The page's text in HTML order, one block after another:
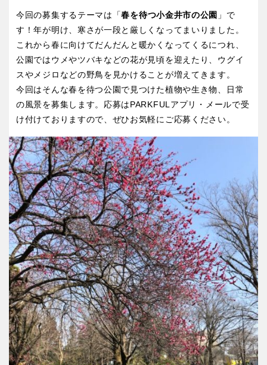
千葉 東京
神奈川
甲信越・東海・北陸
新潟
石川 福井
山梨 長野
岐阜 静岡
愛知
近畿
花の名所 プレーパーク
公園グルメ 美術館
インクルーシブパーク 屋根付き遊び場
花菖蒲 キャンプ場
バスケットゴール ふわふわドーム
健康遊具 ゲートボール
イルミネーション イベント
交通公園
地域で探す
今回の募集するテーマは「春を待つ小金井市の公園 」で
す！年が明け、寒さが一段と厳しくなってまいりました。
これから春に向けてだんだんと暖かくなってくるにつれ、
公園ではウメやツバキなどの花が見頃を迎えたり、ウグイ
スやメジロなどの野鳥を見かけることが増えてきます。
今回はそんな春を待つ公園で見つけた植物や生き物、日常
の風景を募集します。応募はPARKFULアプリ・メールで受
け付けておりますので、ぜひお気軽にご応募ください。